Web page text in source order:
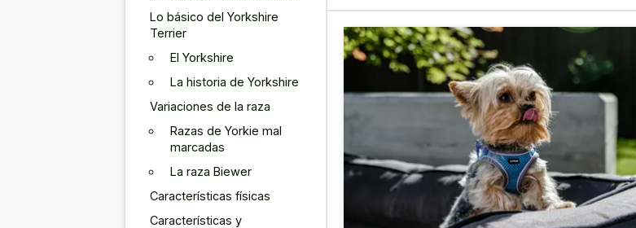
Lo básico del Yorkshire
Terrier
El Yorkshire
La historia de Yorkshire
Variaciones de la raza
Razas de Yorkie mal
marcadas
La raza Biewer
Características físicas
Características y